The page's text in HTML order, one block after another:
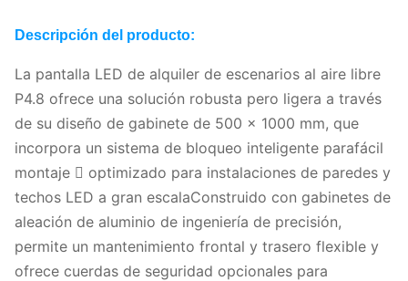
Descripción del producto:
La pantalla LED de alquiler de escenarios al aire libre
P4.8 ofrece una solución robusta pero ligera a través
de su diseño de gabinete de 500 × 1000 mm, que
incorpora un sistema de bloqueo inteligente parafácil
montaje  optimizado para instalaciones de paredes y
techos LED a gran escalaConstruido con gabinetes de
aleación de aluminio de ingeniería de precisión,
permite un mantenimiento frontal y trasero flexible y
ofrece cuerdas de seguridad opcionales para